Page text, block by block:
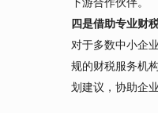
四是借助专业财
对于多数中小企
规的财税服务机
划建议，协助企